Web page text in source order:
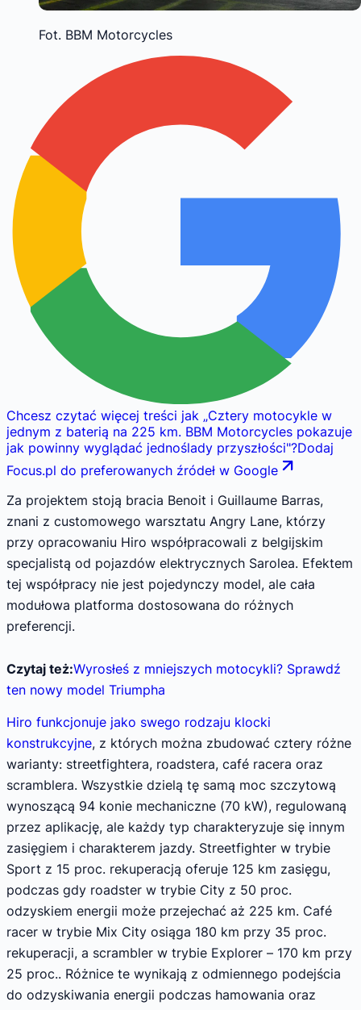
Fot. BBM Motorcycles
Chcesz czytać więcej treści jak „Cztery motocykle w
jednym z baterią na 225 km. BBM Motorcycles pokazuje
jak powinny wyglądać jednoślady przyszłości"?Dodaj
Focus.pl do preferowanych źródeł w Google
Za projektem stoją bracia Benoit i Guillaume Barras,
znani z customowego warsztatu Angry Lane, którzy
przy opracowaniu Hiro współpracowali z belgijskim
specjalistą od pojazdów elektrycznych Sarolea. Efektem
tej współpracy nie jest pojedynczy model, ale cała
modułowa platforma dostosowana do różnych
preferencji.
Czytaj też:Wyrosłeś z mniejszych motocykli? Sprawdź
ten nowy model Triumpha
Hiro funkcjonuje jako swego rodzaju klocki
konstrukcyjne, z których można zbudować cztery różne
warianty: streetfightera, roadstera, café racera oraz
scramblera. Wszystkie dzielą tę samą moc szczytową
wynoszącą 94 konie mechaniczne (70 kW), regulowaną
przez aplikację, ale każdy typ charakteryzuje się innym
zasięgiem i charakterem jazdy. Streetfighter w trybie
Sport z 15 proc. rekuperacją oferuje 125 km zasięgu,
podczas gdy roadster w trybie City z 50 proc.
odzyskiem energii może przejechać aż 225 km. Café
racer w trybie Mix City osiąga 180 km przy 35 proc.
rekuperacji, a scrambler w trybie Explorer – 170 km przy
25 proc.. Różnice te wynikają z odmiennego podejścia
do odzyskiwania energii podczas hamowania oraz